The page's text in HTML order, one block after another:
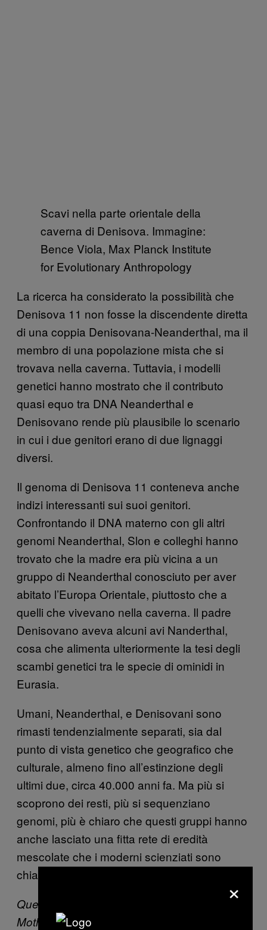
Scavi nella parte orientale della
caverna di Denisova. Immagine:
Bence Viola, Max Planck Institute
for Evolutionary Anthropology
La ricerca ha considerato la possibilità che
Denisova 11 non fosse la discendente diretta
di una coppia Denisovana-Neanderthal, ma il
membro di una popolazione mista che si
trovava nella caverna. Tuttavia, i modelli
genetici hanno mostrato che il contributo
quasi equo tra DNA Neanderthal e
Denisovano rende più plausibile lo scenario
in cui i due genitori erano di due lignaggi
diversi.
Il genoma di Denisova 11 conteneva anche
indizi interessanti sui suoi genitori.
Confrontando il DNA materno con gli altri
genomi Neanderthal, Slon e colleghi hanno
trovato che la madre era più vicina a un
gruppo di Neanderthal conosciuto per aver
abitato l’Europa Orientale, piuttosto che a
quelli che vivevano nella caverna. Il padre
Denisovano aveva alcuni avi Nanderthal,
cosa che alimenta ulteriormente la tesi degli
scambi genetici tra le specie di ominidi in
Eurasia.
Umani, Neanderthal, e Denisovani sono
rimasti tendenzialmente separati, sia dal
punto di vista genetico che geografico che
culturale, almeno fino all’estinzione degli
ultimi due, circa 40.000 anni fa. Ma più si
scoprono dei resti, più si sequenziano
genomi, più è chiaro che questi gruppi hanno
anche lasciato una fitta rete di eredità
mescolate che i moderni scienziati sono
chiamati a documentare.
Questo articolo è apparso originariamente su
Motherboard US.
×